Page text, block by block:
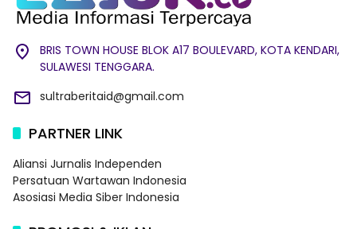
BRIS TOWN HOUSE BLOK A17 BOULEVARD, KOTA KENDARI,
SULAWESI TENGGARA.
sultraberitaid@gmail.com
PARTNER LINK
Aliansi Jurnalis Independen
Persatuan Wartawan Indonesia
Asosiasi Media Siber Indonesia